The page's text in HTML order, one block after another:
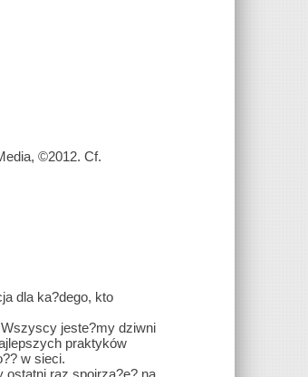
©2012. Cf.
dla ka?dego, kto
jeste?my dziwni
praktyków
w sieci.
ostatni raz spojrza?e? na